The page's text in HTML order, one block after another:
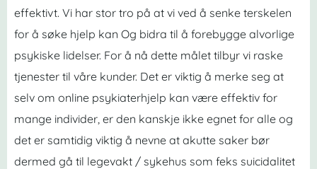
effektivt. Vi har stor tro på at vi ved å senke terskelen
for å søke hjelp kan Og bidra til å forebygge alvorlige
psykiske lidelser. For å nå dette målet tilbyr vi raske
tjenester til våre kunder. Det er viktig å merke seg at
selv om online psykiaterhjelp kan være effektiv for
mange individer, er den kanskje ikke egnet for alle og
det er samtidig viktig å nevne at akutte saker bør
dermed gå til legevakt / sykehus som feks suicidalitet